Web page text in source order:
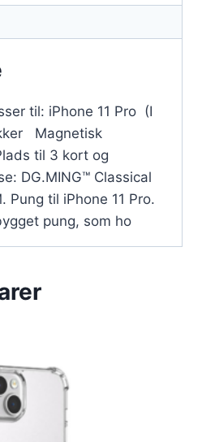
til: iPhone 11 Pro (I
Magnetisk
til 3 kort og
DG.MING™ Classical
Pung til iPhone 11 Pro.
pung, som ho